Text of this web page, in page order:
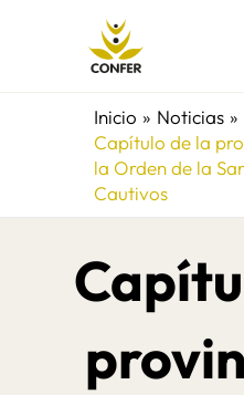
Inicio
Noticias
Capítulo de la
la Orden de la
Cautivos